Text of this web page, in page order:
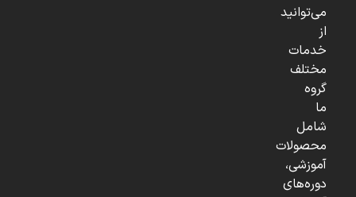
می‌توانید
از
خدمات
مختلف
گروه
ما
شامل
محصولات
آموزشی،
دوره‌های